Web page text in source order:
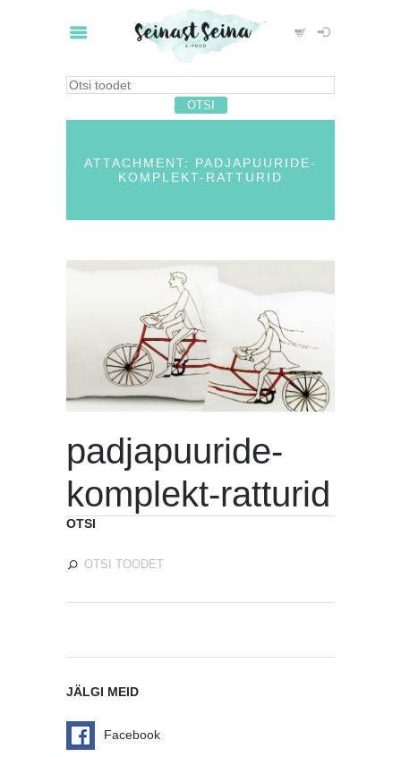
ATTACHMENT: PADJAPUURIDE-
KOMPLEKT-RATTURID
padjapuuride-
komplekt-ratturid
OTSI
JÄLGI MEID
Facebook